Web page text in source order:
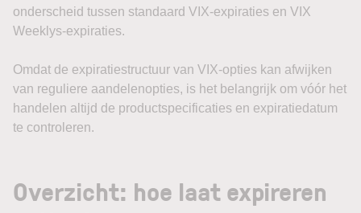
onderscheid tussen standaard VIX-expiraties en VIX
Weeklys-expiraties.
Omdat de expiratiestructuur van VIX-opties kan afwijken
van reguliere aandelenopties, is het belangrijk om vóór het
handelen altijd de productspecificaties en expiratiedatum
te controleren.
Overzicht: hoe laat expireren